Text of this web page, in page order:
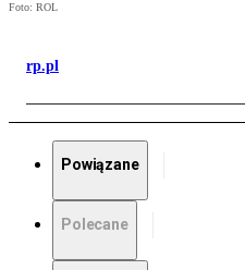
Foto: ROL
rp.pl
Powiązane
Polecane